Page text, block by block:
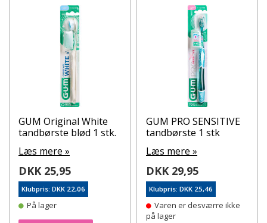
GUM Original White
tandbørste blød 1 stk.
Læs mere »
DKK 25,95
Klubpris: DKK 22,06
På lager
GUM PRO SENSITIVE
tandbørste 1 stk
Læs mere »
DKK 29,95
Klubpris: DKK 25,46
Varen er desværre ikke
på lager